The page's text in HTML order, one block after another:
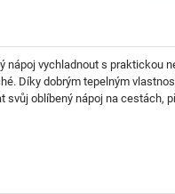
nápoj vychladnout s praktickou
Díky dobrým tepelným
svůj oblíbený nápoj na cestách,